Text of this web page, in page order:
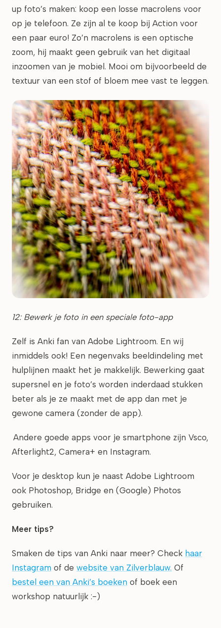
up foto’s maken: koop een losse macrolens voor
op je telefoon. Ze zijn al te koop bij Action voor
een paar euro! Zo’n macrolens is een optische
zoom, hij maakt geen gebruik van het digitaal
inzoomen van je mobiel. Mooi om bijvoorbeeld de
textuur van een stof of bloem mee vast te leggen.
12: Bewerk je foto in een speciale foto-app
Zelf is Anki fan van Adobe Lightroom. En wij
inmiddels ook! Een negenvaks beeldindeling met
hulplijnen maakt het je makkelijk. Bewerking gaat
supersnel en je foto’s worden inderdaad stukken
beter als je ze maakt met de app dan met je
gewone camera (zonder de app).
Andere goede apps voor je smartphone zijn Vsco,
Afterlight2, Camera+ en Instagram.
Voor je desktop kun je naast Adobe Lightroom
ook Photoshop, Bridge en (Google) Photos
gebruiken.
Meer tips?
Smaken de tips van Anki naar meer? Check haar
Instagram of de website van Zilverblauw. Of
bestel een van Anki’s boeken of boek een
workshop natuurlijk :-)